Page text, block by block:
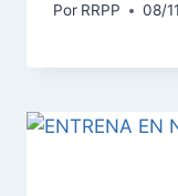
Por RRPP 08/